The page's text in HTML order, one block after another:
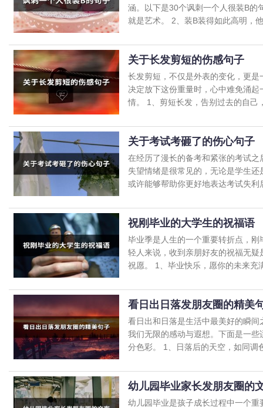
涵。以下是30个讽刺一个人很装B的
就是艺术。 2、装B装得如此高明，
关于长发剪短的伤感句子
长发剪短，不仅是外表的变化，更
决定放下这份重量时，心中难免涌
情。 1、剪短长发，告别过去的自己
关于考试考砸了的伤心句子
在经历了漫长的备考和紧张的考试
失望情绪是很常见的，无论是学生
或许能够帮助你更好地表达考试失利
祝刚毕业的大学生的祝福语
毕业季是人生的一个重要转折点，
轻人来说，收到亲朋好友的祝福无
祝愿。 1、毕业快乐，愿你的未来充
看日出日落发朋友圈的精美
看日出和日落是生活中最美好的瞬
我们无限的感动与遐想。下面是一
分色彩。 1、日落后的天空，如同调
幼儿园毕业家长发朋友圈的
幼儿园毕业是孩子成长过程中一个